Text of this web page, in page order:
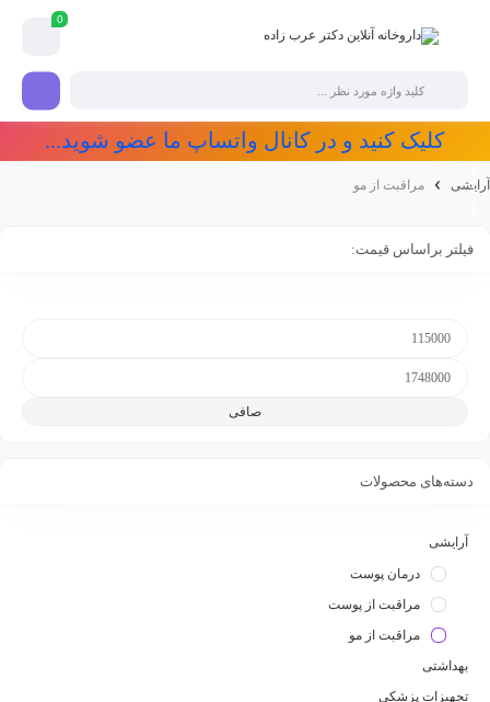
0
کلیک کنید و در کانال واتساپ ما عضو شوید...
آرایشی مراقبت از مو
فیلتر براساس قیمت:
صافی
دسته‌های محصولات
آرایشی
درمان پوست
مراقبت از پوست
مراقبت از مو
بهداشتی
تجهیزات پزشکی